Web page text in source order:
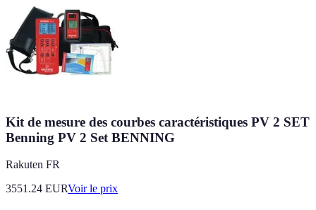
Kit de mesure des courbes caractéristiques PV 2 SET
Benning PV 2 Set BENNING
Rakuten FR
3551.24 EURVoir le prix